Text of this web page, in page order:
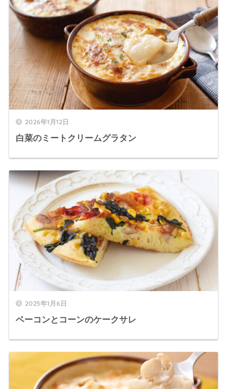
2026年1月12日
白菜のミートクリームグラタン
2025年1月6日
ベーコンとコーンのケークサレ